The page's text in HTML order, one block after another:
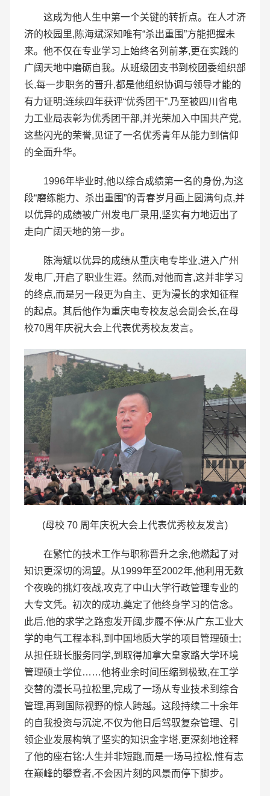
这成为他人生中第一个关键的转折点。在人才济
济的校园里,陈海斌深知唯有“杀出重围”方能把握未
来。他不仅在专业学习上始终名列前茅,更在实践的
广阔天地中磨砺自我。从班级团支书到校团委组织部
长,每一步职务的晋升,都是他组织协调与领导才能的
有力证明;连续四年获评“优秀团干”,乃至被四川省电
力工业局表彰为优秀团干部,并光荣加入中国共产党,
这些闪光的荣誉,见证了一名优秀青年从能力到信仰
的全面升华。
1996年毕业时,他以综合成绩第一名的身份,为这
段“磨练能力、杀出重围”的青春岁月画上圆满句点,并
以优异的成绩被广州发电厂录用,坚实有力地迈出了
走向广阔天地的第一步。
陈海斌以优异的成绩从重庆电专毕业,进入广州
发电厂,开启了职业生涯。然而,对他而言,这并非学习
的终点,而是另一段更为自主、更为漫长的求知征程
的起点。其后他作为重庆电专校友总会副会长,在母
校70周年庆祝大会上代表优秀校友发言。
(母校 70 周年庆祝大会上代表优秀校友发言)
在繁忙的技术工作与职称晋升之余,他燃起了对
知识更深切的渴望。从1999年至2002年,他利用无数
个夜晚的挑灯夜战,攻克了中山大学行政管理专业的
大专文凭。初次的成功,奠定了他终身学习的信念。
此后,他的求学之路愈发开阔,步履不停:从广东工业大
学的电气工程本科,到中国地质大学的项目管理硕士;
从担任班长服务同学,到取得加拿大皇家路大学环境
管理硕士学位……他将业余时间压缩到极致,在工学
交替的漫长马拉松里,完成了一场从专业技术到综合
管理,再到国际视野的惊人跨越。这段持续二十余年
的自我投资与沉淀,不仅为他日后驾驭复杂管理、引
领企业发展构筑了坚实的知识金字塔,更深刻地诠释
了他的座右铭:人生并非短跑,而是一场马拉松,惟有志
在巅峰的攀登者,不会因片刻的风景而停下脚步。